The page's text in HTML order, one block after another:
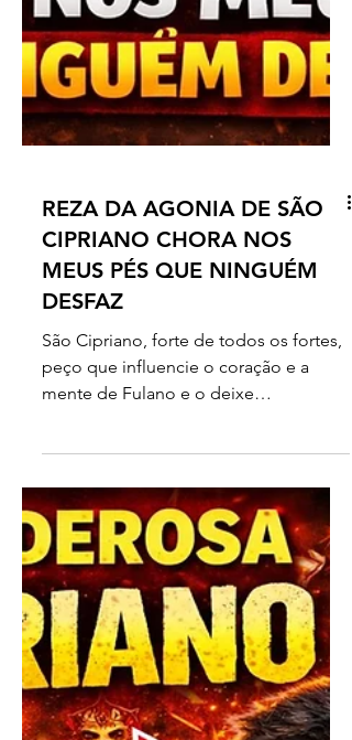
MEUS PÉS QUE NINGUÉM
DESFAZ
São Cipriano, forte de todos os fortes,
peço que influencie o coração e a
mente de Fulano e o deixe
desesperado e irritado por mim, de
modo que um anseio dentro dele
cresça e ele nem possa controlar. São
Cipriano age dentro de seu coração,